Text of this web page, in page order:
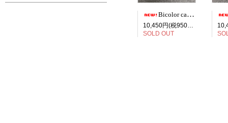
Bicolor cat face bag charm
10,450円(税950円)
SOLD OUT